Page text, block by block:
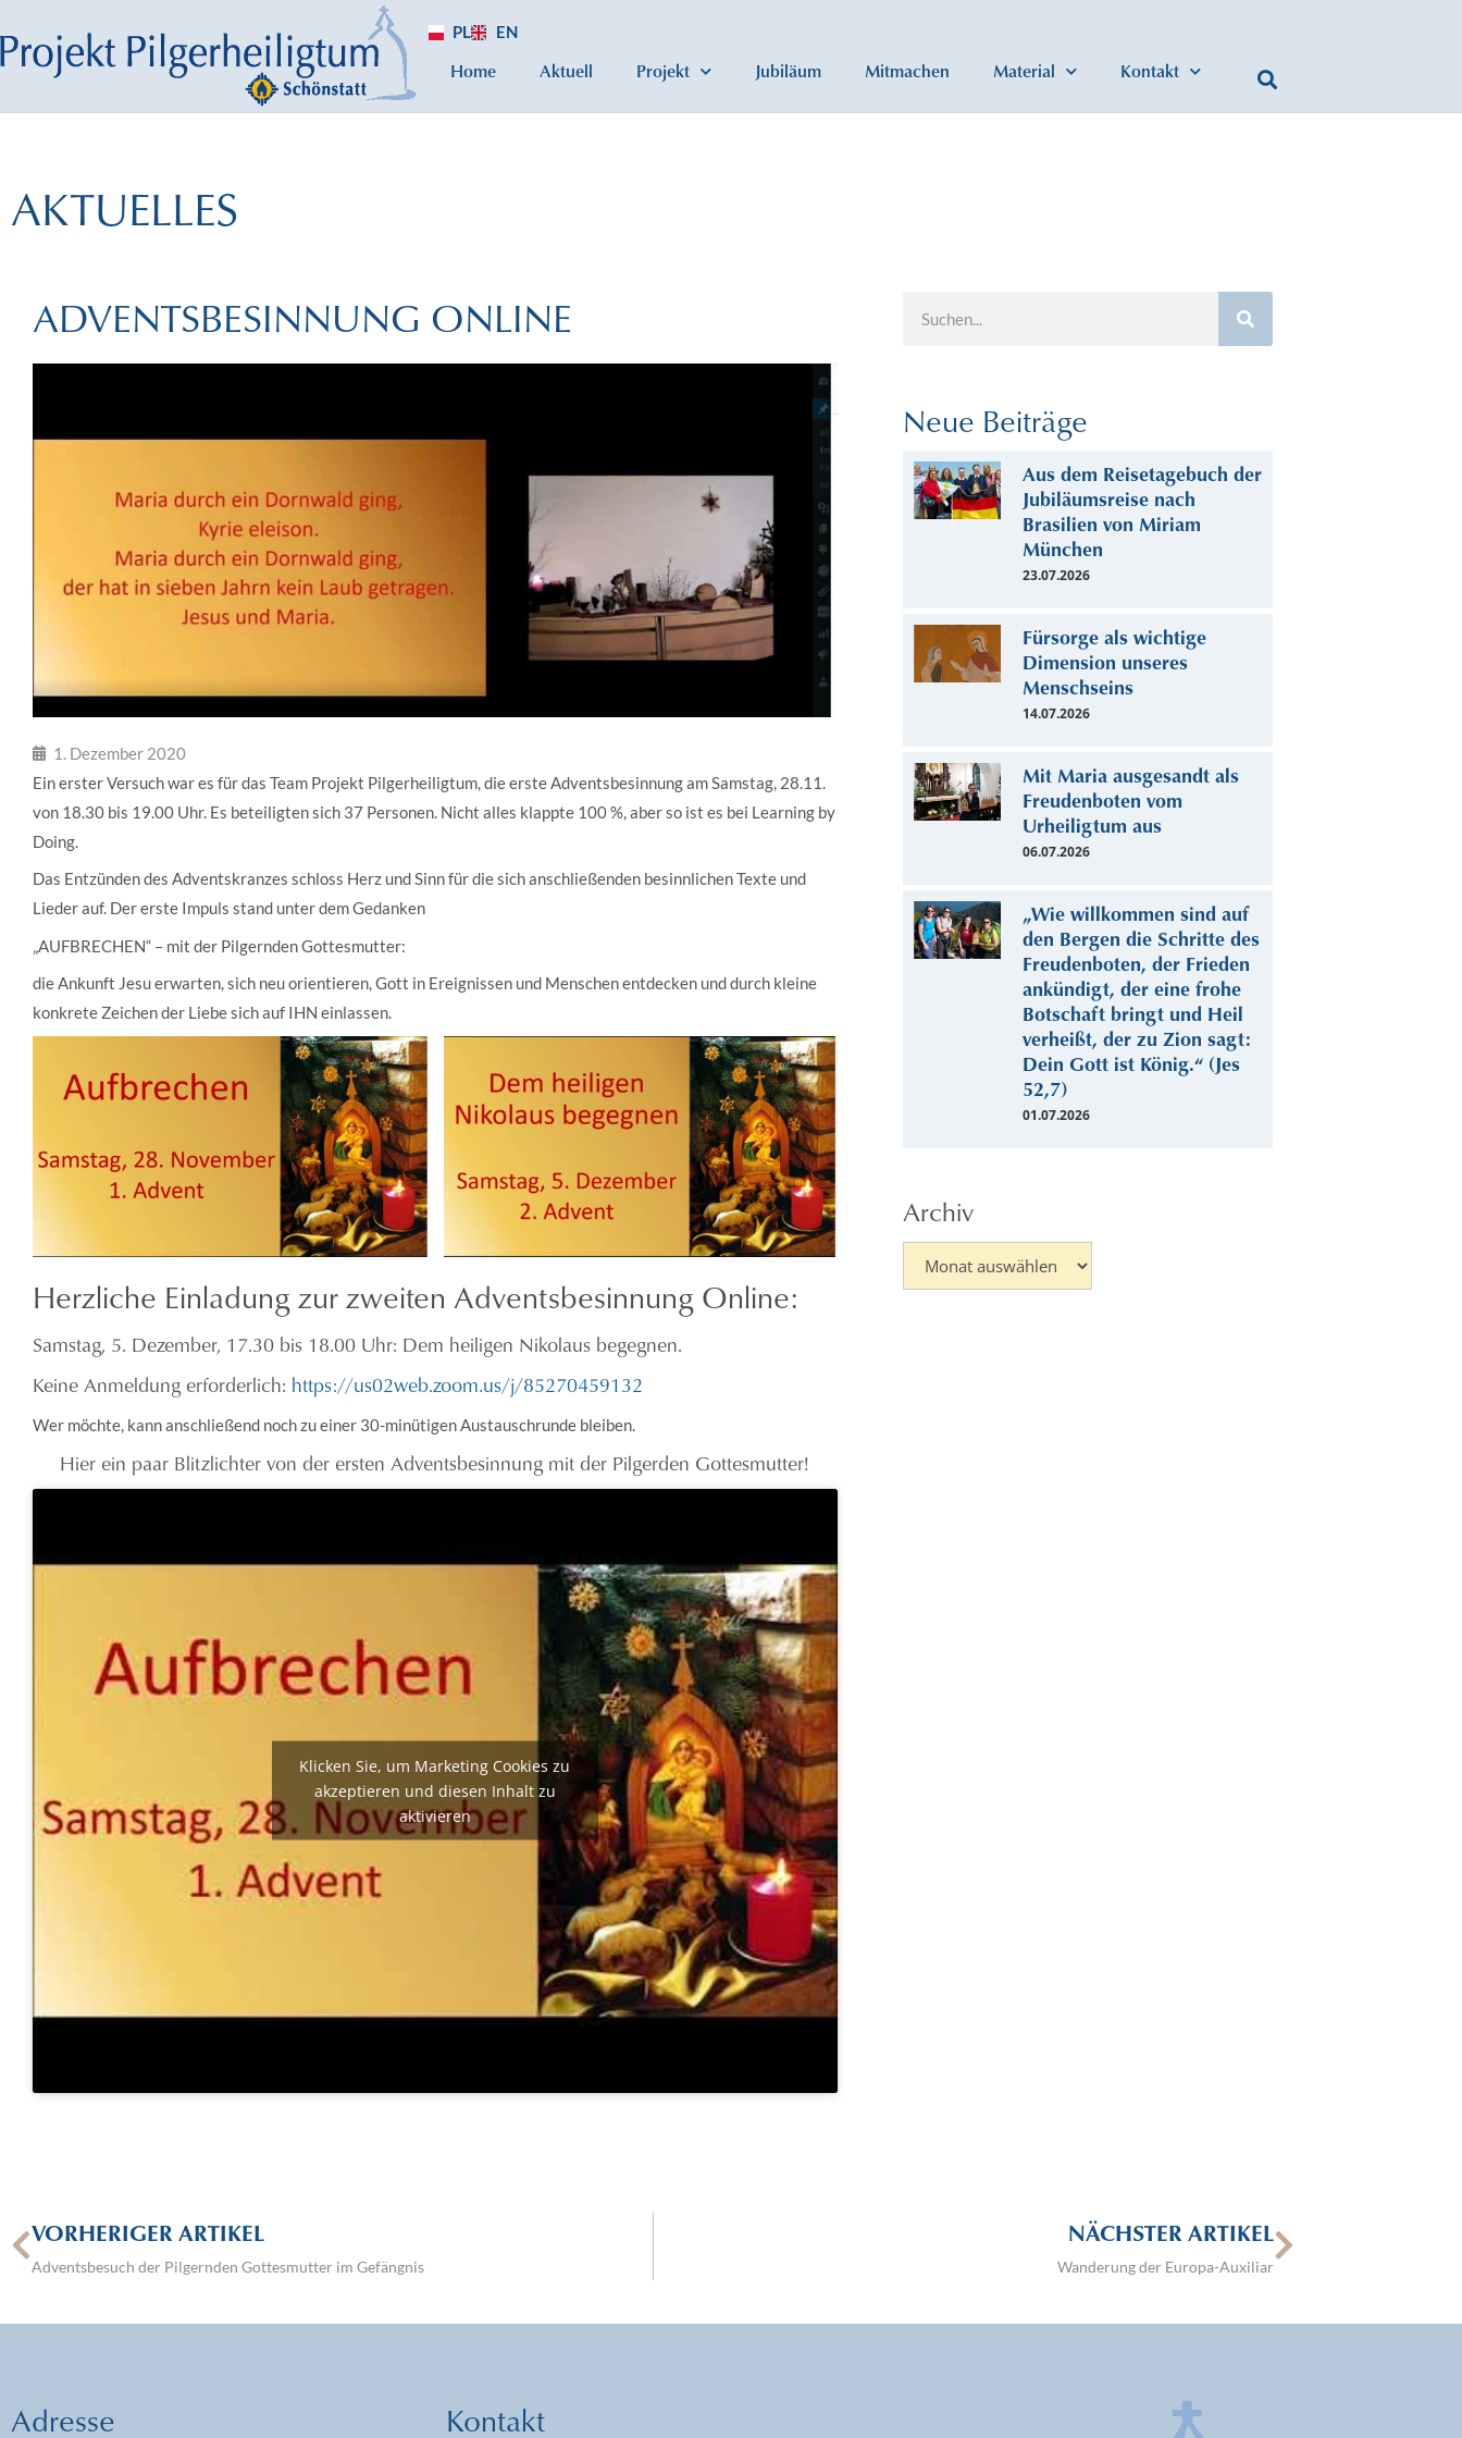
PL EN
Home Aktuell Projekt Jubiläum Mitmachen Material Kontakt
AKTUELLES
ADVENTSBESINNUNG ONLINE
1. Dezember 2020
Ein erster Versuch war es für das Team Projekt Pilgerheiligtum, die erste Adventsbesinnung am Samstag, 28.11.
von 18.30 bis 19.00 Uhr. Es beteiligten sich 37 Personen. Nicht alles klappte 100 %, aber so ist es bei Learning by
Doing.
Das Entzünden des Adventskranzes schloss Herz und Sinn für die sich anschließenden besinnlichen Texte und
Lieder auf. Der erste Impuls stand unter dem Gedanken
„AUFBRECHEN“ – mit der Pilgernden Gottesmutter:
die Ankunft Jesu erwarten, sich neu orientieren, Gott in Ereignissen und Menschen entdecken und durch kleine
konkrete Zeichen der Liebe sich auf IHN einlassen.
Herzliche Einladung zur zweiten Adventsbesinnung Online:
Samstag, 5. Dezember, 17.30 bis 18.00 Uhr: Dem heiligen Nikolaus begegnen.
Keine Anmeldung erforderlich: https://us02web.zoom.us/j/85270459132
Wer möchte, kann anschließend noch zu einer 30-minütigen Austauschrunde bleiben.
Hier ein paar Blitzlichter von der ersten Adventsbesinnung mit der Pilgerden Gottesmutter!
Klicken Sie, um Marketing Cookies zu
akzeptieren und diesen Inhalt zu
aktivieren
Neue Beiträge
Aus dem Reisetagebuch der
Jubiläumsreise nach
Brasilien von Miriam
München
23.07.2026
Fürsorge als wichtige
Dimension unseres
Menschseins
14.07.2026
Mit Maria ausgesandt als
Freudenboten vom
Urheiligtum aus
06.07.2026
„Wie willkommen sind auf
den Bergen die Schritte des
Freudenboten, der Frieden
ankündigt, der eine frohe
Botschaft bringt und Heil
verheißt, der zu Zion sagt:
Dein Gott ist König.“ (Jes
52,7)
01.07.2026
Archiv
VORHERIGER ARTIKEL
Adventsbesuch der Pilgernden Gottesmutter im Gefängnis
NÄCHSTER ARTIKEL
Wanderung der Europa-Auxiliar
Adresse Kontakt